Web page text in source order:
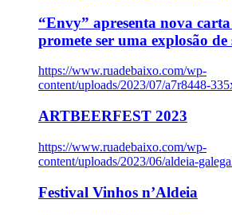
“Envy” apresenta nova
promete ser uma explosão de
https://www.ruadebaixo.com/wp-
content/uploads/2023/07/a7r8448-
ARTBEERFEST 2023
https://www.ruadebaixo.com/wp-
content/uploads/2023/06/aldeia-
Festival Vinhos n’Aldeia